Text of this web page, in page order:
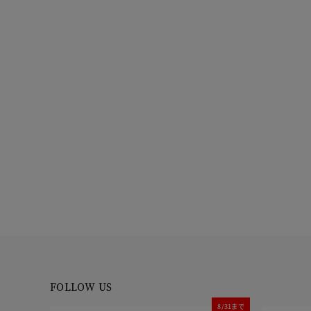
FOLLOW US
8/31まで